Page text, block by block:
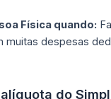
Física quando:
muitas despesas
do